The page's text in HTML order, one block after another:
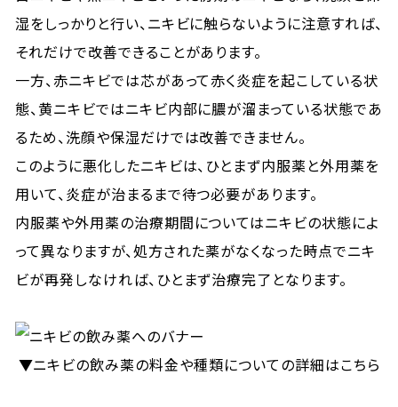
湿をしっかりと行い、ニキビに触らないように注意すれば、
それだけで改善できることがあります。
一方、赤ニキビでは芯があって赤く炎症を起こしている状
態、黄ニキビではニキビ内部に膿が溜まっている状態であ
るため、洗顔や保湿だけでは改善できません。
このように悪化したニキビは、ひとまず内服薬と外用薬を
用いて、炎症が治まるまで待つ必要があります。
内服薬や外用薬の治療期間についてはニキビの状態によ
って異なりますが、処方された薬がなくなった時点でニキ
ビが再発しなければ、ひとまず治療完了となります。
▼ニキビの飲み薬の料金や種類についての詳細はこちら